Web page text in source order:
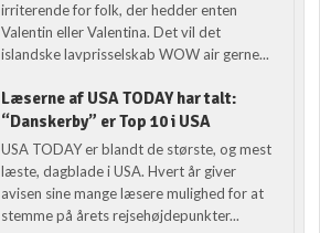
irriterende for folk, der hedder enten
Valentin eller Valentina. Det vil det
islandske lavprisselskab WOW air gerne...
Læserne af USA TODAY har talt:
“Danskerby” er Top 10 i USA
USA TODAY er blandt de største, og mest
læste, dagblade i USA. Hvert år giver
avisen sine mange læsere mulighed for at
stemme på årets rejsehøjdepunkter...